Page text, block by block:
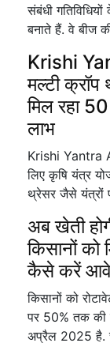
संबंधी
बनाते हैं. वे बीज
Krishi
मल्टी
मिल रहा
लाभ
Krishi Yantra
लिए कृषि यंत्र
थ्रेसर जैसे
अब खेती
किसानों
कैसे करें
किसानों को
पर 50% तक की
अप्रैल 2025 है.